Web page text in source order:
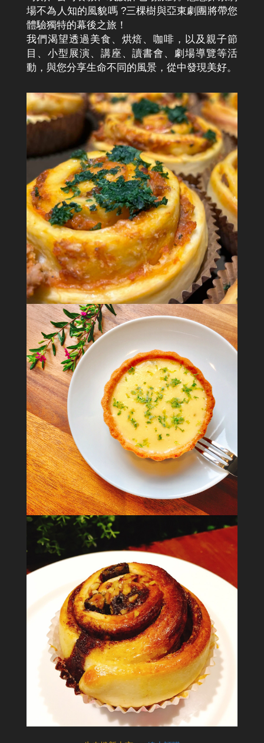
場不為人知的風貌嗎 ?三棵樹與亞東劇團將帶您
體驗獨特的幕後之旅！
我們渴望透過美食、烘焙、咖啡，以及親子節
目、小型展演、講座、讀書會、劇場導覽等活
動，與您分享生命不同的風景，從中發現美好。